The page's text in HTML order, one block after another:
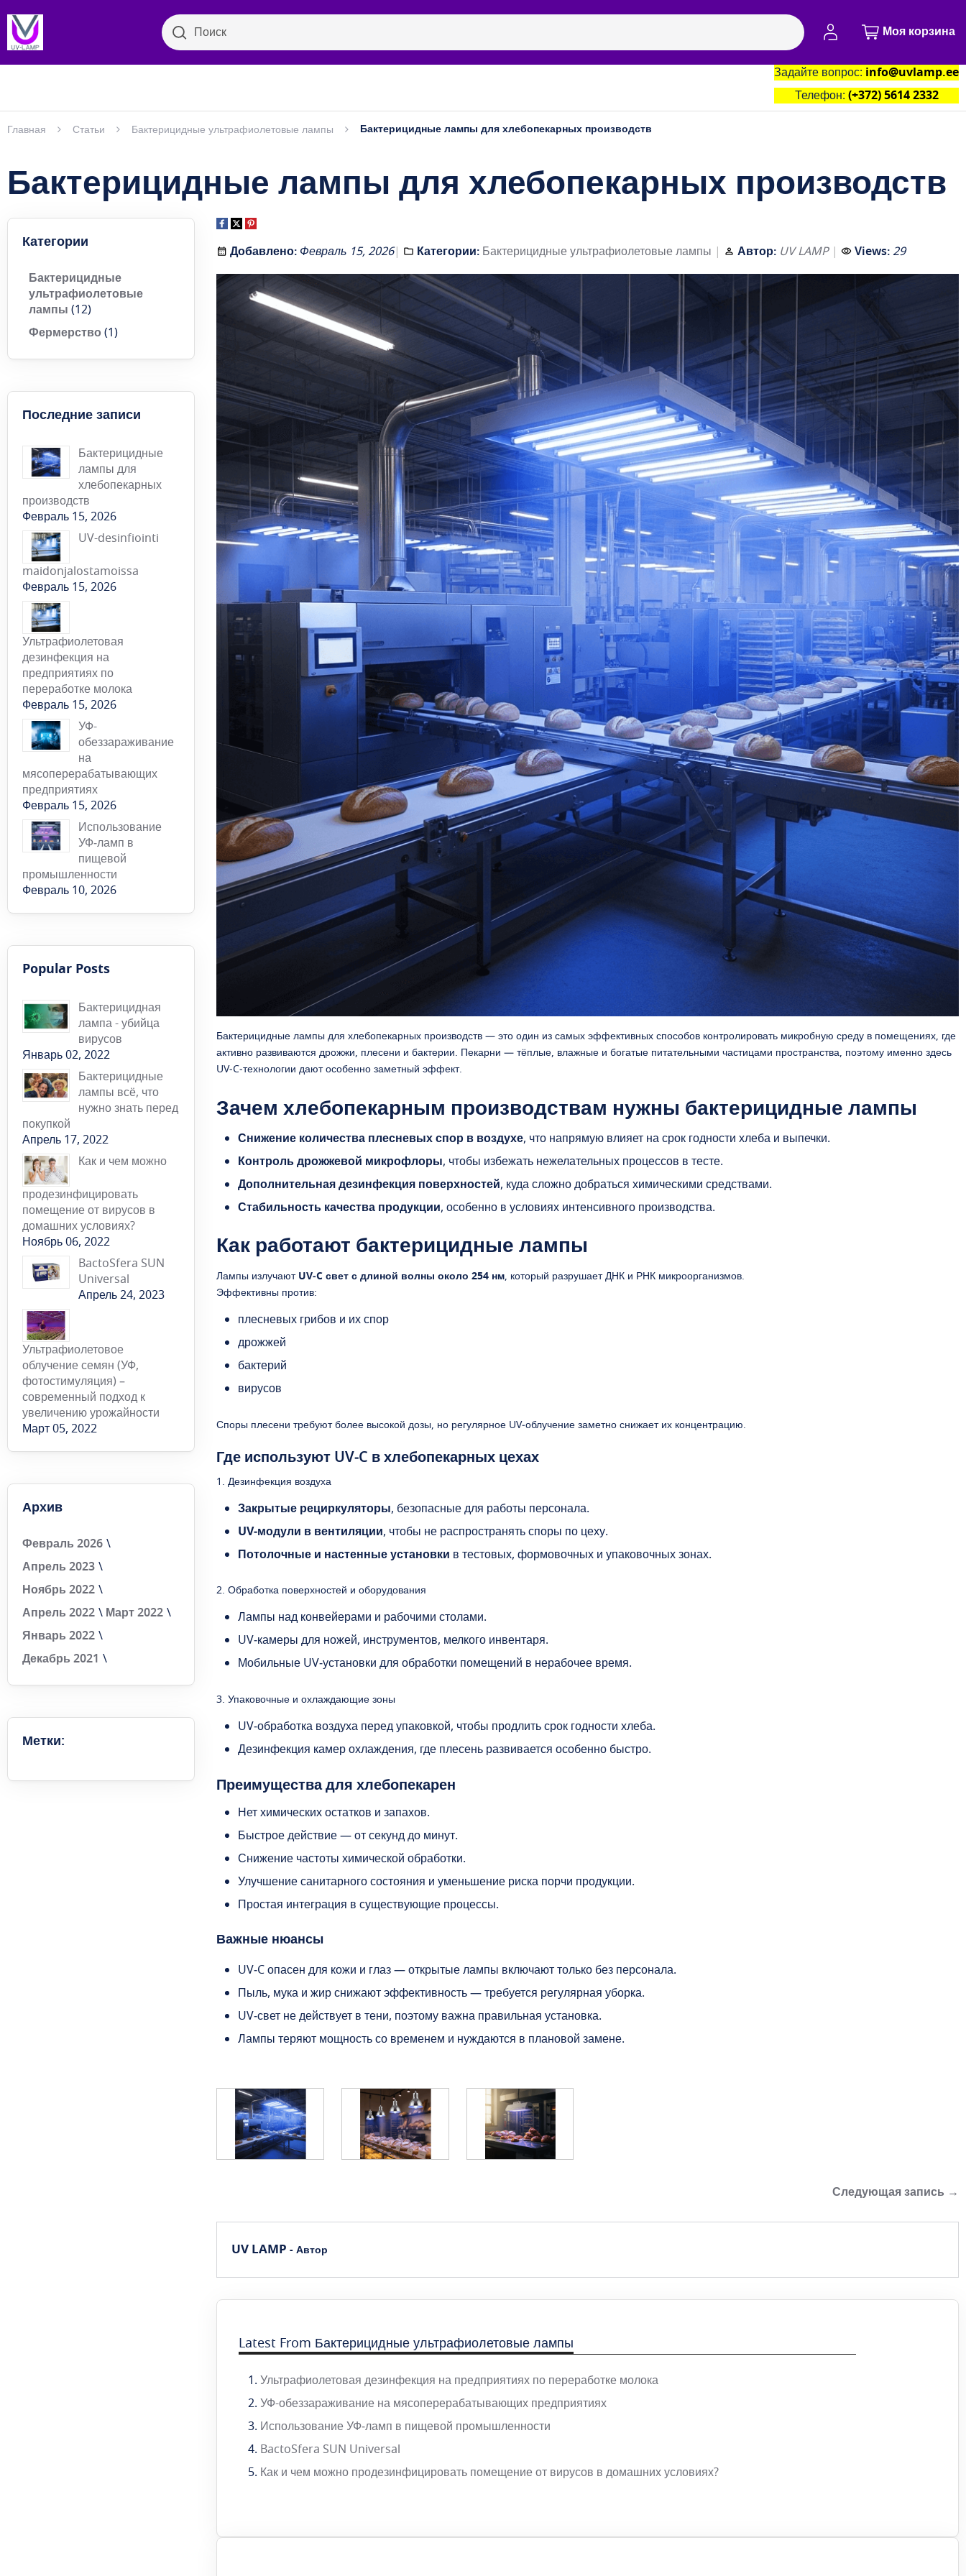
ПоискПоиск
Моя учётная запись
Моя корзина
Задайте вопрос: info@uvlamp.ee
Телефон: (+372) 5614 2332
Главная Статьи Бактерицидные ультрафиолетовые лампы Бактерицидные лампы для хлебопекарных производств
Бактерицидные лампы для хлебопекарных производств
Добавлено: Февраль 15, 2026 Категории: Бактерицидные ультрафиолетовые лампы Автор: UV LAMP Views:29
Бактерицидные лампы для хлебопекарных производств — это один из самых эффективных способов контролировать микробную среду в помещениях, где
активно развиваются дрожжи, плесени и бактерии. Пекарни — тёплые, влажные и богатые питательными частицами пространства, поэтому именно здесь
UV‑C‑технологии дают особенно заметный эффект.
Зачем хлебопекарным производствам нужны бактерицидные лампы
Снижение количества плесневых спор в воздухе, что напрямую влияет на срок годности хлеба и выпечки.
Контроль дрожжевой микрофлоры, чтобы избежать нежелательных процессов в тесте.
Дополнительная дезинфекция поверхностей, куда сложно добраться химическими средствами.
Стабильность качества продукции, особенно в условиях интенсивного производства.
Как работают бактерицидные лампы
Лампы излучаютUV‑C свет с длиной волны около 254 нм, который разрушает ДНК и РНК микроорганизмов.
Эффективны против:
плесневых грибов и их спор
дрожжей
бактерий
вирусов
Споры плесени требуют более высокой дозы, но регулярное UV‑облучение заметно снижает их концентрацию.
Где используют UV‑C в хлебопекарных цехах
1. Дезинфекция воздуха
Закрытые рециркуляторы, безопасные для работы персонала.
UV‑модули в вентиляции, чтобы не распространять споры по цеху.
Потолочные и настенные установки в тестовых, формовочных и упаковочных зонах.
2. Обработка поверхностей и оборудования
Лампы над конвейерами и рабочими столами.
UV‑камеры для ножей, инструментов, мелкого инвентаря.
Мобильные UV‑установки для обработки помещений в нерабочее время.
3. Упаковочные и охлаждающие зоны
UV‑обработка воздуха перед упаковкой, чтобы продлить срок годности хлеба.
Дезинфекция камер охлаждения, где плесень развивается особенно быстро.
Преимущества для хлебопекарен
Нет химических остатков и запахов.
Быстрое действие — от секунд до минут.
Снижение частоты химической обработки.
Улучшение санитарного состояния и уменьшение риска порчи продукции.
Простая интеграция в существующие процессы.
Важные нюансы
UV‑C опасен для кожи и глаз — открытые лампы включают только без персонала.
Пыль, мука и жир снижают эффективность — требуется регулярная уборка.
UV‑свет не действует в тени, поэтому важна правильная установка.
Лампы теряют мощность со временем и нуждаются в плановой замене.
Следующая запись →
UV LAMP - Автор
Latest From Бактерицидные ультрафиолетовые лампы
Ультрафиолетовая дезинфекция на предприятиях по переработке молока
УФ-обеззараживание на мясоперерабатывающих предприятиях
Использование УФ‑ламп в пищевой промышленности
BactoSfera SUN Universal
Как и чем можно продезинфицировать помещение от вирусов в домашних условиях?
Категории
Бактерицидные
ультрафиолетовые
лампы (12)
Фермерство (1)
Последние записи
Бактерицидные
лампы для
хлебопекарных
производств
Февраль 15, 2026
UV-desinfiointi
maidonjalostamoissa
Февраль 15, 2026
Ультрафиолетовая
дезинфекция на
предприятиях по
переработке молока
Февраль 15, 2026
УФ-
обеззараживание
на
мясоперерабатывающих
предприятиях
Февраль 15, 2026
Использование
УФ‑ламп в
пищевой
промышленности
Февраль 10, 2026
Popular Posts
Бактерицидная
лампа - убийца
вирусов
Январь 02, 2022
Бактерицидные
лампы всё, что
нужно знать перед
покупкой
Апрель 17, 2022
Как и чем можно
продезинфицировать
помещение от вирусов в
домашних условиях?
Ноябрь 06, 2022
BactoSfera SUN
Universal
Апрель 24, 2023
Ультрафиолетовое
облучение семян (УФ,
фотостимуляция) –
современный подход к
увеличению урожайности
Март 05, 2022
Архив
Февраль 2026
Апрель 2023
Ноябрь 2022
Апрель 2022
Март 2022
Январь 2022
Декабрь 2021
Метки: